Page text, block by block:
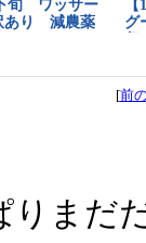
[前
まだ